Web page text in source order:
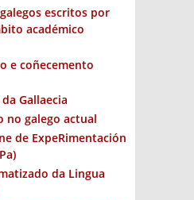
escritos por
académico
e coñecemento
Gallaecia
no galego actual
de ExpeRimentación
da Lingua